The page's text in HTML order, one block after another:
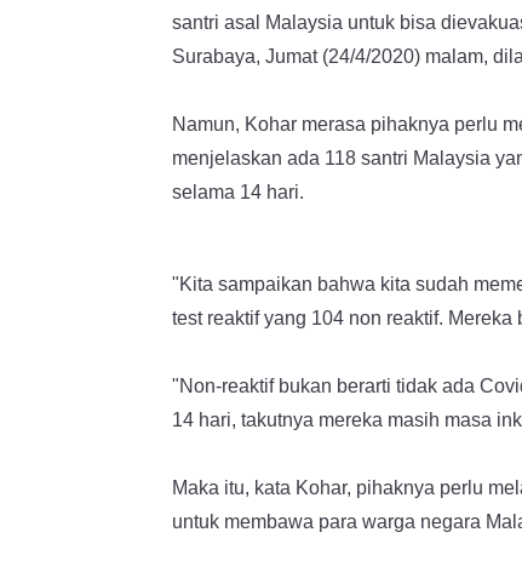
santri asal Malaysia untuk bisa
Surabaya, Jumat (24/4/2020) malam,
Namun, Kohar merasa pihaknya perlu
menjelaskan ada 118 santri Malaysia
selama 14 hari.
"Kita sampaikan bahwa kita sudah
test reaktif yang 104 non reaktif.
"Non-reaktif bukan berarti tidak ada
14 hari, takutnya mereka masih masa
Maka itu, kata Kohar, pihaknya perlu
untuk membawa para warga negara